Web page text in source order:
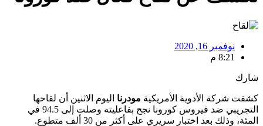
نوفمبر 16, 2020
8:21 م
شارك
كشفت شركة الأدوية الأمريكية مودرنا اليوم الاثنين أن لقاحها
التجريبي ضد فيروس كورونا نجح بفاعليته وصلت إلى 94.5 في
المئة، وذلك بعد اختبار سريري على أكثر من 30 ألف متطوع.